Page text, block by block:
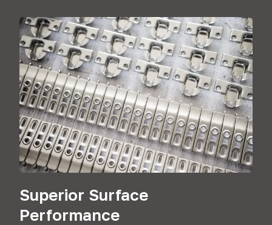
Superior Surface
Performance